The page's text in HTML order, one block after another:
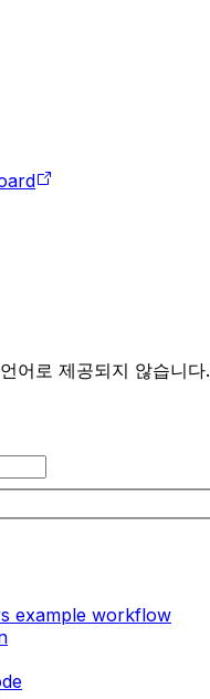
어로 제공되지 않습니다.
example workflow